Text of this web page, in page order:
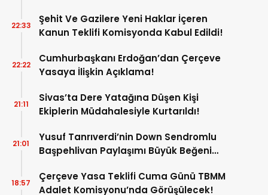
Şehit Ve Gazilere Yeni Haklar İçeren
Kanun Teklifi Komisyonda Kabul Edildi!
22:33
Cumhurbaşkanı Erdoğan’dan Çerçeve
Yasaya İlişkin Açıklama!
22:22
Sivas’ta Dere Yatağına Düşen Kişi
Ekiplerin Müdahalesiyle Kurtarıldı!
21:11
Yusuf Tanrıverdi’nin Down Sendromlu
Başpehlivan Paylaşımı Büyük Beğeni
21:01
Çerçeve Yasa Teklifi Cuma Günü TBMM
Adalet Komisyonu’nda Görüşülecek!
18:57